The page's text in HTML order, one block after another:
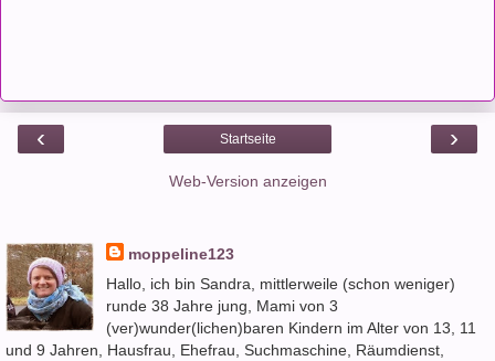
‹ ›
Startseite
Web-Version anzeigen
moppeline123
Hallo, ich bin Sandra, mittlerweile (schon weniger)
runde 38 Jahre jung, Mami von 3
(ver)wunder(lichen)baren Kindern im Alter von 13, 11
und 9 Jahren, Hausfrau, Ehefrau, Suchmaschine, Räumdienst,